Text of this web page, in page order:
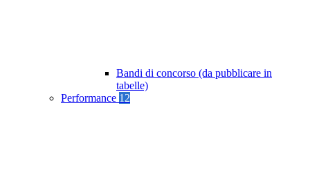
Bandi di concorso (da pubblicare in
tabelle)
Performance 12